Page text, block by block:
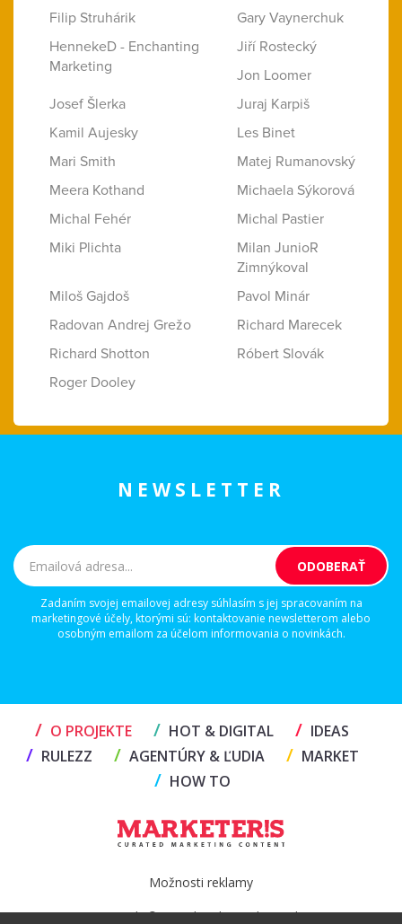
Filip Struhárik
Gary Vaynerchuk
HennekeD - Enchanting
Marketing
Jiří Rostecký
Jon Loomer
Josef Šlerka
Juraj Karpiš
Kamil Aujesky
Les Binet
Mari Smith
Matej Rumanovský
Meera Kothand
Michaela Sýkorová
Michal Fehér
Michal Pastier
Miki Plichta
Milan JunioR
Zimnýkoval
Miloš Gajdoš
Pavol Minár
Radovan Andrej Grežo
Richard Marecek
Richard Shotton
Róbert Slovák
Roger Dooley
NEWSLETTER
Zadaním svojej emailovej adresy súhlasím s jej spracovaním na
marketingové účely, ktorými sú: kontaktovanie newsletterom alebo
osobným emailom za účelom informovania o novinkách.
/ O PROJEKTE / HOT & DIGITAL / IDEAS
/ RULEZZ / AGENTÚRY & ĽUDIA / MARKET
/ HOW TO
Možnosti reklamy
Copyright© 2026 by TheMarketers.biz